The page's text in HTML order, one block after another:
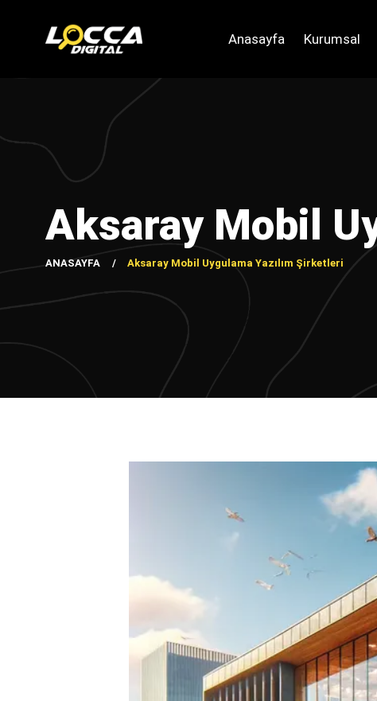
Anasayfa Kurumsal
Aksaray Mobil
ANASAYFA Aksaray Mobil Uygulama Yazılım Şirketleri